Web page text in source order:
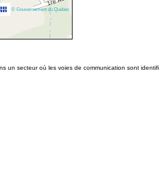
© Gouvernement du Québec
secteur où les voies de communication sont